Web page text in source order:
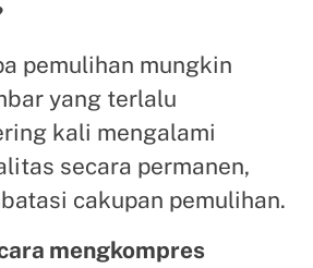
pemulihan mungkin
yang terlalu
kali mengalami
secara permanen,
cakupan pemulihan.
mengkompres